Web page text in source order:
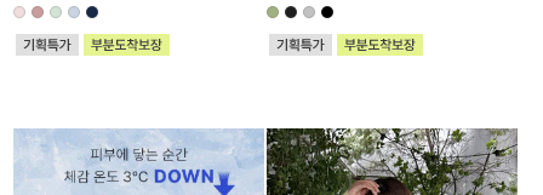
110사이즈
티셔츠
팬츠
스커트
언더웨어
ACC